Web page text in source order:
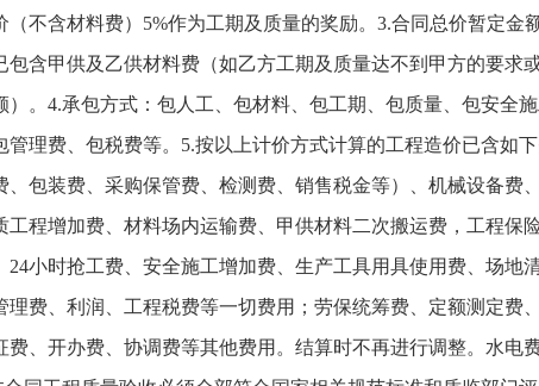
（不含材料费）5%作为工期及质量的奖励。3.合同总价暂定
包含甲供及乙供材料费（如乙方工期及质量达不到甲方的要求
）。4.承包方式：包人工、包材料、包工期、包质量、包安全
管理费、包税费等。5.按以上计价方式计算的工程造价已含如
、包装费、采购保管费、检测费、销售税金等）、机械设备费
工程增加费、材料场内运输费、甲供材料二次搬运费，工程保
24小时抢工费、安全施工增加费、生产工具用具使用费、场地
理费、利润、工程税费等一切费用；劳保统筹费、定额测定费
费、开办费、协调费等其他费用。结算时不再进行调整。水电